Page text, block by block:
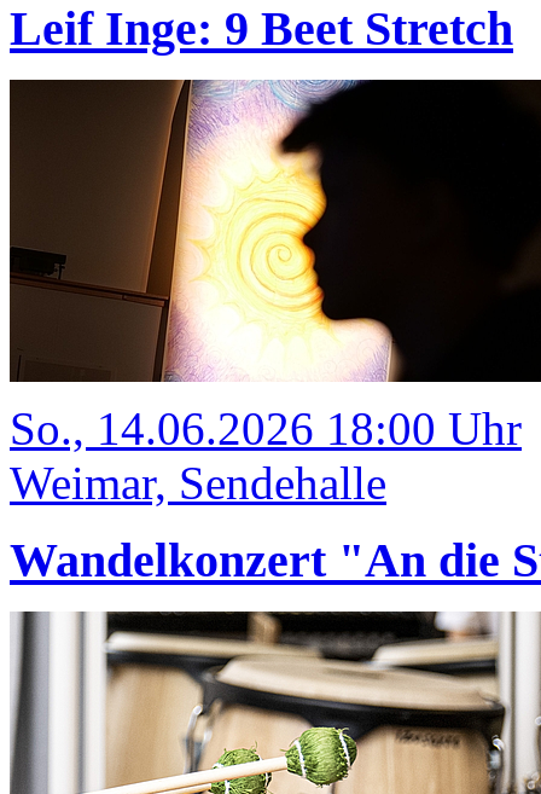
Leif Inge: 9 Beet Stretch
So., 14.06.2026 18:00 Uhr
Weimar, Sendehalle
Wandelkonzert "An die